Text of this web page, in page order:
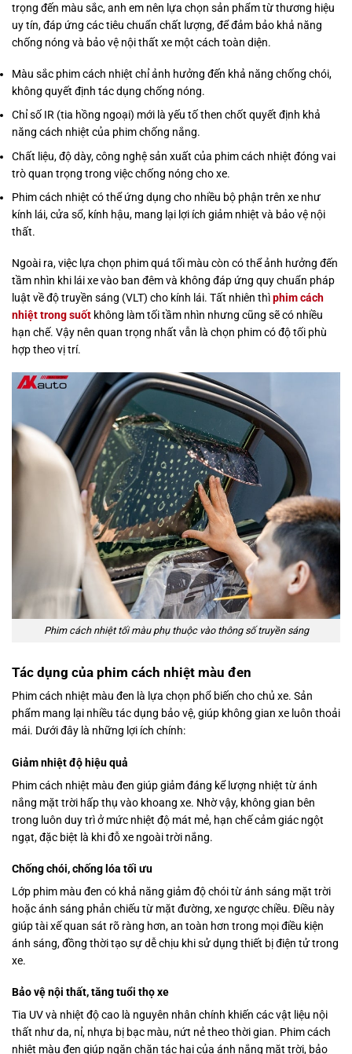
trọng đến màu sắc, anh em nên lựa chọn sản phẩm từ thương hiệu
uy tín, đáp ứng các tiêu chuẩn chất lượng, để đảm bảo khả năng
chống nóng và bảo vệ nội thất xe một cách toàn diện.
Màu sắc phim cách nhiệt chỉ ảnh hưởng đến khả năng chống chói,
không quyết định tác dụng chống nóng.
Chỉ số IR (tia hồng ngoại) mới là yếu tố then chốt quyết định khả
năng cách nhiệt của phim chống nắng.
Chất liệu, độ dày, công nghệ sản xuất của phim cách nhiệt đóng vai
trò quan trọng trong việc chống nóng cho xe.
Phim cách nhiệt có thể ứng dụng cho nhiều bộ phận trên xe như
kính lái, cửa sổ, kính hậu, mang lại lợi ích giảm nhiệt và bảo vệ nội
thất.
Ngoài ra, việc lựa chọn phim quá tối màu còn có thể ảnh hưởng đến
tầm nhìn khi lái xe vào ban đêm và không đáp ứng quy chuẩn pháp
luật về độ truyền sáng (VLT) cho kính lái. Tất nhiên thìphim cách
nhiệt trong suốt không làm tối tầm nhìn nhưng cũng sẽ có nhiều
hạn chế. Vậy nên quan trọng nhất vẫn là chọn phim có độ tối phù
hợp theo vị trí.
Phim cách nhiệt tối màu phụ thuộc vào thông số truyền sáng
Tác dụng của phim cách nhiệt màu đen
Phim cách nhiệt màu đen là lựa chọn phổ biến cho chủ xe. Sản
phẩm mang lại nhiều tác dụng bảo vệ, giúp không gian xe luôn thoải
mái. Dưới đây là những lợi ích chính:
Giảm nhiệt độ hiệu quả
Phim cách nhiệt màu đen giúp giảm đáng kể lượng nhiệt từ ánh
nắng mặt trời hấp thụ vào khoang xe. Nhờ vậy, không gian bên
trong luôn duy trì ở mức nhiệt độ mát mẻ, hạn chế cảm giác ngột
ngạt, đặc biệt là khi đỗ xe ngoài trời nắng.
Chống chói, chống lóa tối ưu
Lớp phim màu đen có khả năng giảm độ chói từ ánh sáng mặt trời
hoặc ánh sáng phản chiếu từ mặt đường, xe ngược chiều. Điều này
giúp tài xế quan sát rõ ràng hơn, an toàn hơn trong mọi điều kiện
ánh sáng, đồng thời tạo sự dễ chịu khi sử dụng thiết bị điện tử trong
xe.
Bảo vệ nội thất, tăng tuổi thọ xe
Tia UV và nhiệt độ cao là nguyên nhân chính khiến các vật liệu nội
thất như da, nỉ, nhựa bị bạc màu, nứt nẻ theo thời gian. Phim cách
nhiệt màu đen giúp ngăn chặn tác hại của ánh nắng mặt trời, bảo